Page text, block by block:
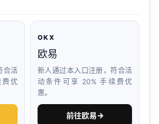
合活
优
OKX
欧易
新人通过本入口注册，符合活
动条件可享 20% 手续费优
惠。
前往欧易→